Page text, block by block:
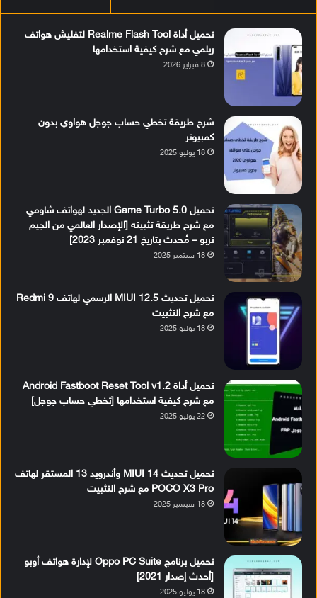
تحميل أداة Realme Flash Tool لتفليش هواتف
ريلمي مع شرح كيفية استخدامها
8 فبراير 2026
شرح طريقة تخطي حساب جوجل هواوي بدون
كمبيوتر
18 يوليو 2025
تحميل Game Turbo 5.0 الجديد لهواتف شاومي
مع شرح طريقة تثبيته [الإصدار العالمي من الجيم
تربو – مُحدث بتاريخ 21 نوفمبر 2023]
18 سبتمبر 2025
تحميل تحديث MIUI 12.5 الرسمي لهاتف Redmi 9
مع شرح التثبيت
18 يوليو 2025
تحميل أداة Android Fastboot Reset Tool v1.2
مع شرح كيفية استخدامها [تخطي حساب جوجل]
22 يوليو 2025
تحميل تحديث MIUI 14 وأندرويد 13 المستقر لهاتف
POCO X3 Pro مع شرح التثبيت
18 سبتمبر 2025
تحميل برنامج Oppo PC Suite لإدارة هواتف أوبو
[أحدث إصدار 2021]
18 يوليو 2025